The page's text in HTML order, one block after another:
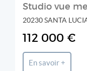
Studio vue
20230 SANTA
112 000 €
En savoir +